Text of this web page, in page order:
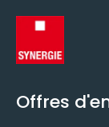
Offres